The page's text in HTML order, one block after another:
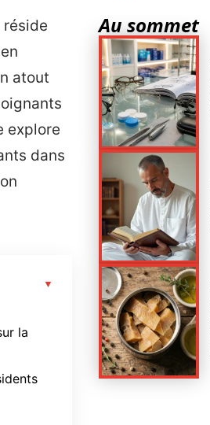
réside
atout
explore
dans
la
Au sommet